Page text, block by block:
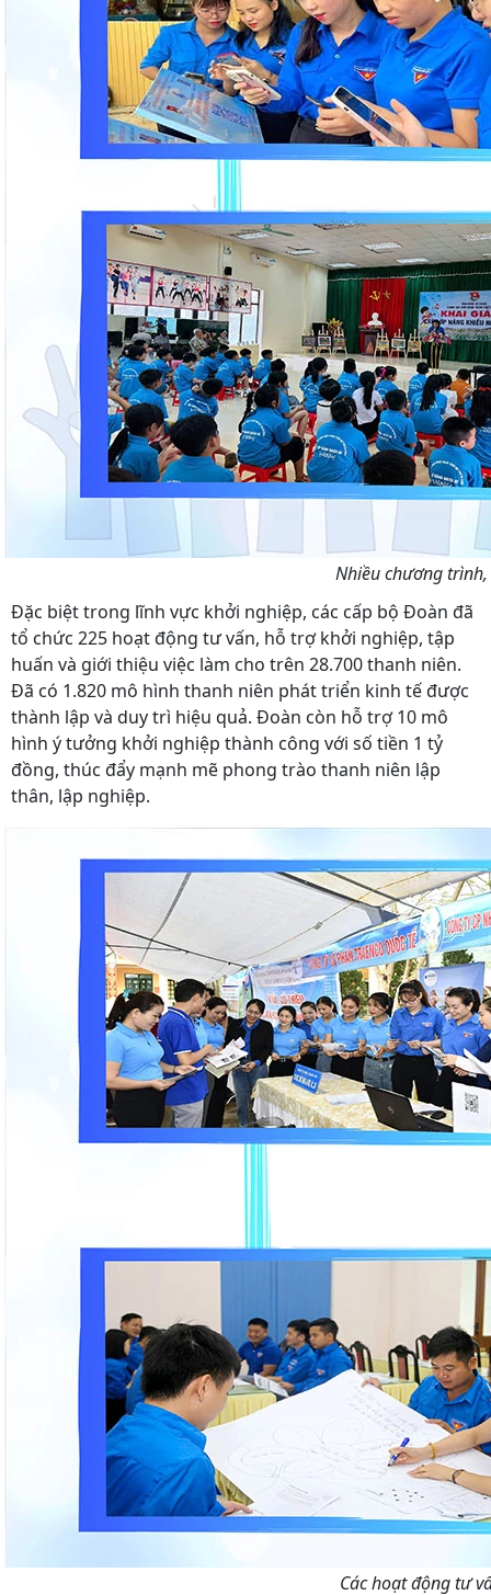
Nhiều chương
Đặc biệt trong lĩnh vực khởi nghiệp, các cấp bộ Đoàn đã
tổ chức 225 hoạt động tư vấn, hỗ trợ khởi nghiệp, tập
huấn và giới thiệu việc làm cho trên 28.700 thanh niên.
Đã có 1.820 mô hình thanh niên phát triển kinh tế được
thành lập và duy trì hiệu quả. Đoàn còn hỗ trợ 10 mô
hình ý tưởng khởi nghiệp thành công với số tiền 1 tỷ
đồng, thúc đẩy mạnh mẽ phong trào thanh niên lập
thân, lập nghiệp.
Các hoạt động tư